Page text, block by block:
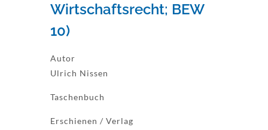
Wirtschaftsrecht; BEW
10)
Autor
Ulrich Nissen
Taschenbuch
Erschienen / Verlag